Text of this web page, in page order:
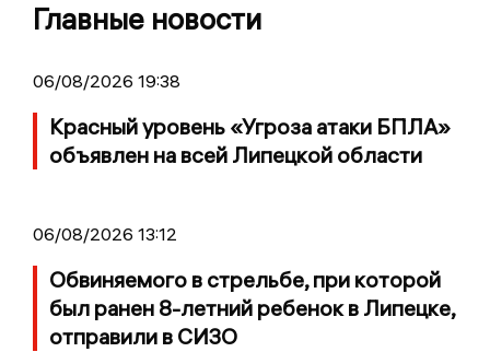
Главные новости
06/08/2026 19:38
Красный уровень «Угроза атаки БПЛА»
объявлен на всей Липецкой области
06/08/2026 13:12
Обвиняемого в стрельбе, при которой
был ранен 8-летний ребенок в Липецке,
отправили в СИЗО